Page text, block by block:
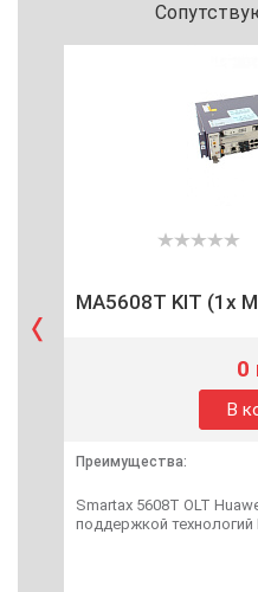
MA5608T KIT (1x
0
В
Преимущества:
Smartax 5608T OLT
поддержкой технологий